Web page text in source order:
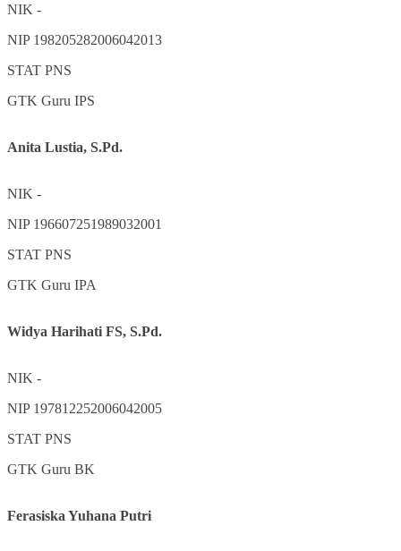
NIK -
NIP 198205282006042013
STAT PNS
GTK Guru IPS
Anita Lustia, S.Pd.
NIK -
NIP 196607251989032001
STAT PNS
GTK Guru IPA
Widya Harihati FS, S.Pd.
NIK -
NIP 197812252006042005
STAT PNS
GTK Guru BK
Ferasiska Yuhana Putri